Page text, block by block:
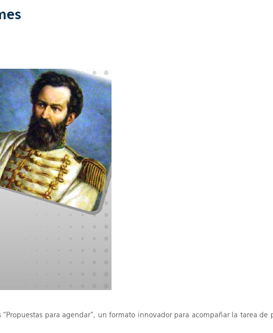
para agendar”, un formato innovador para acompañar la tarea